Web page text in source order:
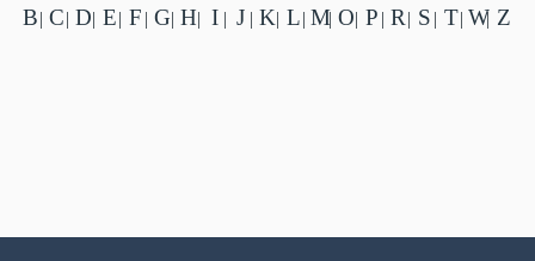
B| C| D| E| F | G| H| I | J | K| L| M| O| P | R | S | T| W| Z